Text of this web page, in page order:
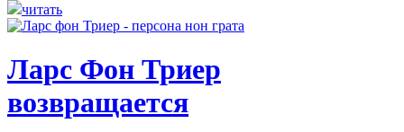
читать
Ларс Фон Триер
возвращается